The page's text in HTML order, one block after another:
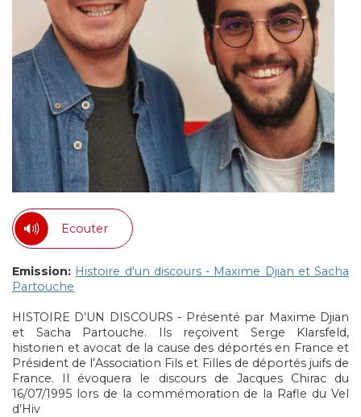
Ecouter
Emission: Histoire d'un discours - Maxime Djian et Sacha
Partouche
HISTOIRE D’UN DISCOURS - Présenté par Maxime Djian
et Sacha Partouche. Ils reçoivent Serge Klarsfeld,
historien et avocat de la cause des déportés en France et
Président de l’Association Fils et Filles de déportés juifs de
France. Il évoquera le discours de Jacques Chirac du
16/07/1995 lors de la commémoration de la Rafle du Vel
d’Hiv